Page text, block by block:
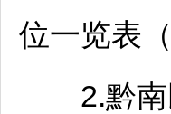
位一览表（
2.黔南